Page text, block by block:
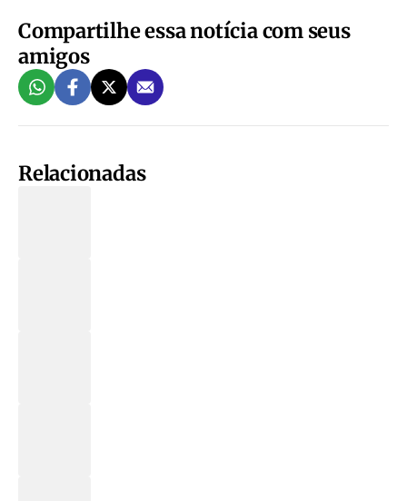
Compartilhe essa notícia com seus
amigos
Relacionadas